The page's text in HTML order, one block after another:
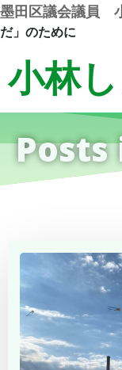
墨田区議会議員
だ」のために
小林
Posts